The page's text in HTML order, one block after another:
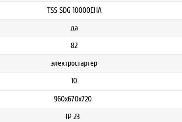
TSS SDG 10000EHA
да
82
электростартер
10
960х670х720
IP 23